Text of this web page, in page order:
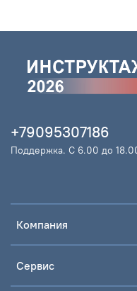
Компания
Сервис
+79095307186
Поддержка. С 6.00 до